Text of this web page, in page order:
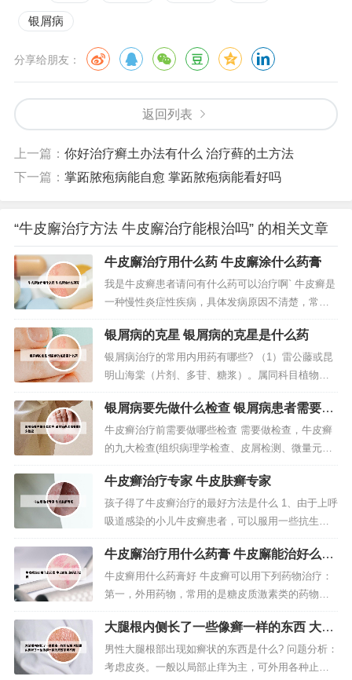
银屑病
分享给朋友：
返回列表
上一篇： 你好治疗癣土办法有什么 治疗藓的土方法
下一篇： 掌跖脓疱病能自愈 掌跖脓疱病能看好吗
“牛皮廨治疗方法 牛皮廨治疗能根治吗” 的相关文章
牛皮廨治疗用什么药 牛皮廨涂什么药膏
我是牛皮癣患者请问有什么药可以治疗啊` 牛皮癣是
一种慢性炎症性疾病，具体发病原因不清楚，常常
采用以下方法进行治疗：中成药，消银胶囊、消银
颗粒、丹青胶囊、郁金银屑片等。免疫抑制剂，甲
氨蝶呤、环孢素、雷公藤多甙等。牛皮癣可以用下
列药物治疗：第一，外用药物，常用的是糖皮质激
素类的药物，如卤米松软膏，地奈德...
银屑病的克星 银屑病的克星是什么药
银屑病治疗的常用内用药有哪些? （1）雷公藤或昆
明山海棠（片剂、多苷、糖浆）。属同科目植物，
适用于泛发性地图状、脓疱型、关节型银屑病。
（2）复方青黛胶囊（丸）。甲氨蝶呤是全身治疗银
屑病的标准用药，但治疗量与中毒量很接近，开始
剂量宜小。可以口服、肌内注射、皮下注射或静脉
注射。维A酸类药 单独服用或联合...
银屑病要先做什么检查 银屑病患者需要做
什么检查
牛皮癣治疗前需要做哪些检查 需要做检查，牛皮癣
的九大检查(组织病理学检查、皮屑检测、微量元素
检查、脏腑功能检查、血常规检查、肝肾功能检查
等)。在医生的正确指导下，做相应的检查，找准病
因，确定病情。常规检查：血常规，尿常规等，牛
皮癣患者视病情需而定。皮肤活体细胞检查：银屑
病病在表皮，对银屑病患者进行皮...
牛皮癣治疗专家 牛皮肤癣专家
孩子得了牛皮癣治疗的最好方法是什么 1、由于上呼
吸道感染的小儿牛皮癣患者，可以服用一些抗生素
或者清热解毒的中药进行治疗感染，一般由感染引
起的牛皮癣，待炎症消退以后，儿童的皮肤也就会
恢复正常了。2、具体治疗方法如下：使用药物：可
以在医生的指导下外用卡泊三醇软膏和卤米松乳
膏，并配合口服消银片，丹青胶囊等...
牛皮廨治疗用什么药膏 牛皮廨能治好么?
止痒
牛皮癣用什么药膏好 牛皮癣可以用下列药物治疗：
第一，外用药物，常用的是糖皮质激素类的药物，
如卤米松软膏，地奈德软膏，糠酸莫米松软膏，丁
酸氢化可的松软膏，曲安奈德软膏等。第对于最常
见的寻常型银屑病，面积比较小的时候，以单纯外
用药为主，可以选择糖皮质激素类药膏，也可以选
大腿根内侧长了一些像癣一样的东西 大腿
根内侧长了一些像癣一样的东西不疼不痒
男性大腿根部出现如癣状的东西是什么? 问题分析：
考虑皮炎。一般以局部止痒为主，可外用各种止痒